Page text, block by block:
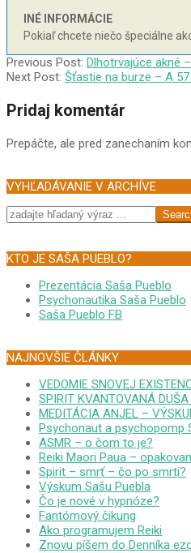
INÉ INFORMÁCIE
Pokiaľ chcete niečo špeciálne
2005-
11-
Previous Post: Dlhotrvajúce akné
Next Post: Šťastie na burze – A
Pridaj komentár
Prepáčte, ale pred zanechaním
VYHĽADÁVANIE V ARCHÍVE
Search
KTO JE SAŠA PUEBLO?
Prezentácia Saša Pueblo
Psychonautika Saša Pueblo
Saša Pueblo FB
NAJNOVŠIE ČLÁNKY
VEDOMIE SNOVEJ
SPIRIT KVANTOVANÁ
MEDITÁCIA ANJEL –
Psychonaut a psychopomp
ASMR – o čom to je?
Reiki Maori Paua –
Spirit – smrť – čo po smrti?
Výskum Sašu Puebla
Čo je nové v hypnóze?
Fantómový čikung
Ako programujem Reiki
Znovu píšem do Denníka